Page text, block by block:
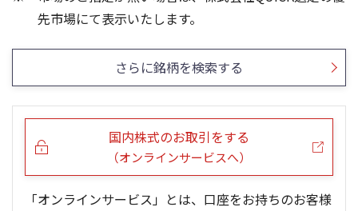
26/02
25/12
25/10
25/08
25/06
25/04 24/01
23/01
22/01
21/01
先市場にて表示いたします。
さらに銘柄を検索する
国内株式のお取引をする
（オンラインサービスへ）
「オンラインサービス」とは、口座をお持ちのお客様